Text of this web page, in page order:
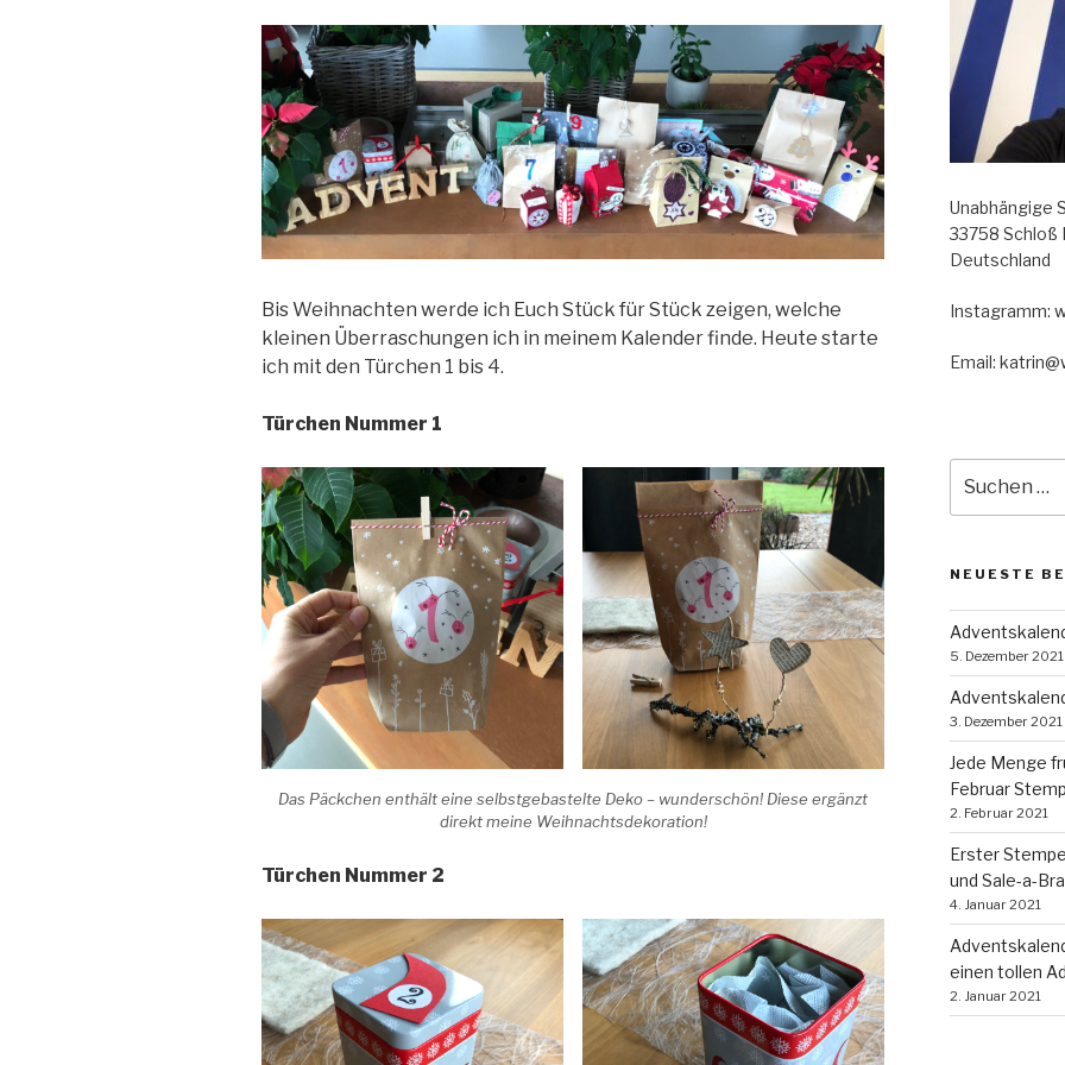
Bis Weihnachten werde ich Euch Stück für Stück zeigen, welche
kleinen Überraschungen ich in meinem Kalender finde. Heute starte
ich mit den Türchen 1 bis 4.
Türchen Nummer 1
Das Päckchen enthält eine selbstgebastelte Deko – wunderschön! Diese ergänzt
direkt meine Weihnachtsdekoration!
Türchen Nummer 2
Unabhängige
33758
Deutschland
Instagramm:
Email:
nach:
NEUESTE
5. Dezember 2021
3. Dezember 2021
Jede Menge
Februar
2. Februar 2021
Erster
und Sale-a-
4. Januar 2021
einen tollen
2. Januar 2021